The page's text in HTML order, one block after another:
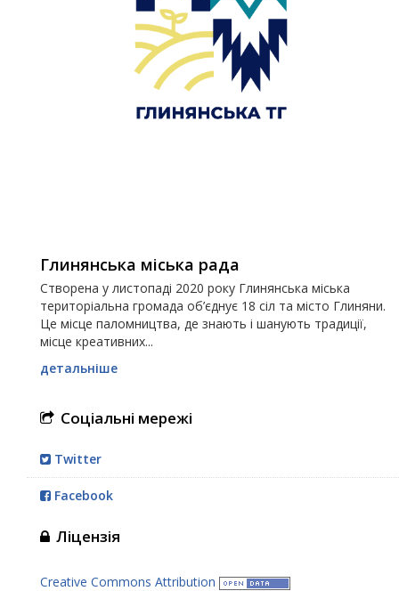
Глинянська міська рада
Створена у листопаді 2020 року Глинянська міська
територіальна громада об’єднує 18 сіл та місто Глиняни.
Це місце паломництва, де знають і шанують традиції,
місце креативних...
детальніше
Соціальні мережі
Twitter
Facebook
Ліцензія
Creative Commons Attribution